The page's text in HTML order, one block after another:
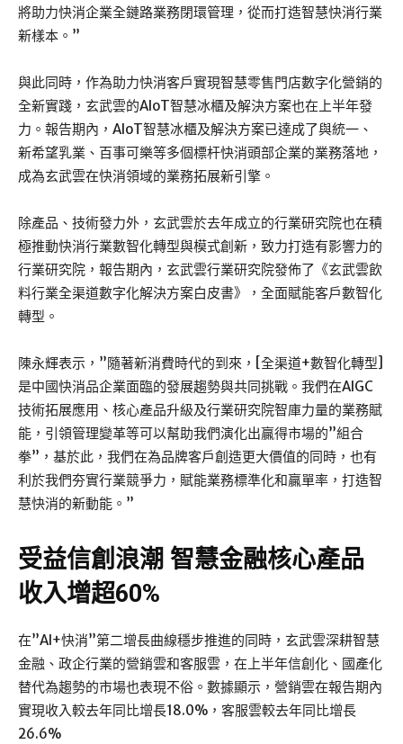
將助力快消企業全鏈路業務閉環管理，從而打造智慧快消行業
新樣本。”
與此同時，作為助力快消客戶實現智慧零售門店數字化營銷的
全新實踐，玄武雲的AIoT智慧冰櫃及解決方案也在上半年發
力。報告期內，AIoT智慧冰櫃及解決方案已達成了與統一、
新希望乳業、百事可樂等多個標杆快消頭部企業的業務落地，
成為玄武雲在快消領域的業務拓展新引擎。
除產品、技術發力外，玄武雲於去年成立的行業研究院也在積
極推動快消行業數智化轉型與模式創新，致力打造有影響力的
行業研究院，報告期內，玄武雲行業研究院發佈了《玄武雲飲
料行業全渠道數字化解決方案白皮書》，全面賦能客戶數智化
轉型。
陳永輝表示，”隨著新消費時代的到來，[全渠道+數智化轉型]
是中國快消品企業面臨的發展趨勢與共同挑戰。我們在AIGC
技術拓展應用、核心產品升級及行業研究院智庫力量的業務賦
能，引領管理變革等可以幫助我們演化出贏得市場的”組合
拳”，基於此，我們在為品牌客戶創造更大價值的同時，也有
利於我們夯實行業競爭力，賦能業務標準化和贏單率，打造智
慧快消的新動能。”
受益信創浪潮 智慧金融核心產品
收入增超60%
在”AI+快消”第二增長曲線穩步推進的同時，玄武雲深耕智慧
金融、政企行業的營銷雲和客服雲，在上半年信創化、國產化
替代為趨勢的市場也表現不俗。數據顯示，營銷雲在報告期內
實現收入較去年同比增長18.0%，客服雲較去年同比增長
26.6%